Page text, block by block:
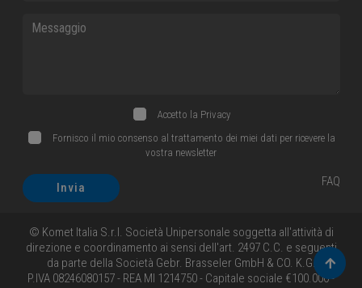
Accetto la Privacy
Fornisco il mio consenso al trattamento dei miei dati per ricevere la
vostra newsletter
Invia FAQ
© Komet Italia S.r.l. Società Unipersonale soggetta all'attività di
direzione e coordinamento ai sensi dell'art. 2497 C.C. e seguenti
da parte della Società Gebr. Brasseler GmbH & CO. K.G.
P.IVA 08246080157 - REA MI 1214750 - Capitale sociale €100.000 -
Torna